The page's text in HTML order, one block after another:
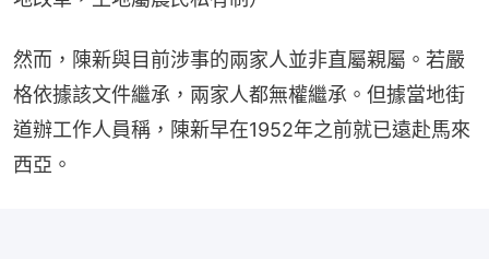
然而，陳新與目前涉事的兩家人並非直屬親屬。若嚴
格依據該文件繼承，兩家人都無權繼承。但據當地街
道辦工作人員稱，陳新早在1952年之前就已遠赴馬來
西亞。